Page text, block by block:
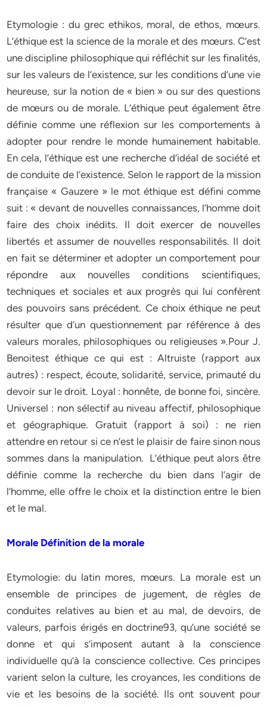
Etymologie : du grec ethikos, moral, de ethos, mœurs.
L’éthique est la science de la morale et des mœurs. C’est
une discipline philosophique qui réfléchit sur les finalités,
sur les valeurs de l’existence, sur les conditions d’une vie
heureuse, sur la notion de « bien » ou sur des questions
de mœurs ou de morale. L’éthique peut également être
définie comme une réflexion sur les comportements à
adopter pour rendre le monde humainement habitable.
En cela, l’éthique est une recherche d’idéal de société et
de conduite de l’existence. Selon le rapport de la mission
française « Gauzere » le mot éthique est défini comme
suit : « devant de nouvelles connaissances, l’homme doit
faire des choix inédits. Il doit exercer de nouvelles
libertés et assumer de nouvelles responsabilités. Il doit
en fait se déterminer et adopter un comportement pour
répondre aux nouvelles conditions scientifiques,
techniques et sociales et aux progrès qui lui confèrent
des pouvoirs sans précédent. Ce choix éthique ne peut
résulter que d’un questionnement par référence à des
valeurs morales, philosophiques ou religieuses ».Pour J.
Benoitest éthique ce qui est : Altruiste (rapport aux
autres) : respect, écoute, solidarité, service, primauté du
devoir sur le droit. Loyal : honnête, de bonne foi, sincère.
Universel : non sélectif au niveau affectif, philosophique
et géographique. Gratuit (rapport à soi) : ne rien
attendre en retour si ce n’est le plaisir de faire sinon nous
sommes dans la manipulation. L’éthique peut alors être
définie comme la recherche du bien dans l’agir de
l’homme, elle offre le choix et la distinction entre le bien
et le mal.
Morale Définition de la morale
Etymologie: du latin mores, mœurs. La morale est un
ensemble de principes de jugement, de règles de
conduites relatives au bien et au mal, de devoirs, de
valeurs, parfois érigés en doctrine93, qu’une société se
donne et qui s’imposent autant à la conscience
individuelle qu’à la conscience collective. Ces principes
varient selon la culture, les croyances, les conditions de
vie et les besoins de la société. Ils ont souvent pour